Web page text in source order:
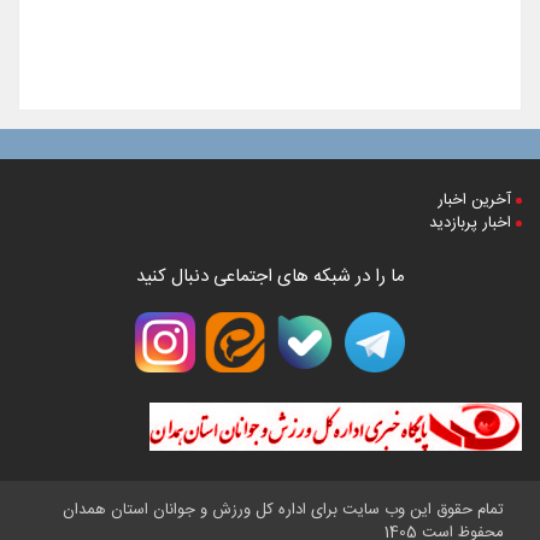
آخرین اخبار
اخبار پربازدید
ما را در شبکه های اجتماعی دنبال کنید
تمام حقوق این وب سایت برای اداره کل ورزش و جوانان استان همدان
محفوظ است 1405